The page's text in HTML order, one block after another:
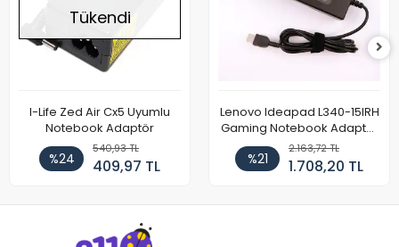
Tükendi
I-Life Zed Air Cx5 Uyumlu
Notebook Adaptör
%24
540,93 TL
409,97 TL
Lenovo Ideapad L340-15IRH
Gaming Notebook Adaptör
Cihazı Şarj Aleti (150W)
%21
2.163,72 TL
1.708,20 TL